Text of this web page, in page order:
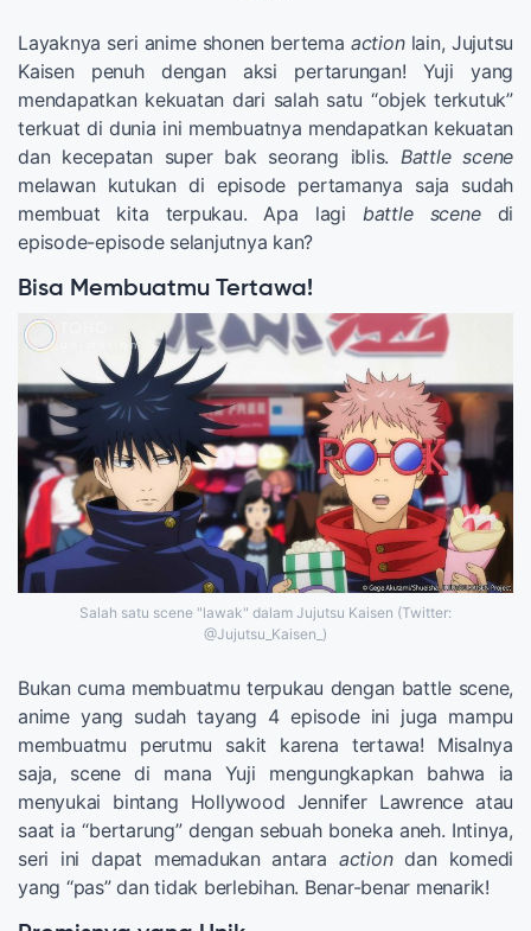
Layaknya seri anime shonen bertema actionlain, Jujutsu
Kaisen penuh dengan aksi pertarungan! Yuji yang
mendapatkan kekuatan dari salah satu “objek terkutuk”
terkuat di dunia ini membuatnya mendapatkan kekuatan
dan kecepatan super bak seorang iblis. Battle scene
melawan kutukan di episode pertamanya saja sudah
membuat kita terpukau. Apa lagi battle scenedi
episode-episode selanjutnya kan?
Bisa Membuatmu Tertawa!
Salah satu scene "lawak" dalam Jujutsu Kaisen (Twitter:
@Jujutsu_Kaisen_)
Bukan cuma membuatmu terpukau dengan battle scene,
anime yang sudah tayang 4 episode ini juga mampu
membuatmu perutmu sakit karena tertawa! Misalnya
saja, scene di mana Yuji mengungkapkan bahwa ia
menyukai bintang Hollywood Jennifer Lawrence atau
saat ia “bertarung” dengan sebuah boneka aneh. Intinya,
seri ini dapat memadukan antara actiondan komedi
yang “pas” dan tidak berlebihan. Benar-benar menarik!